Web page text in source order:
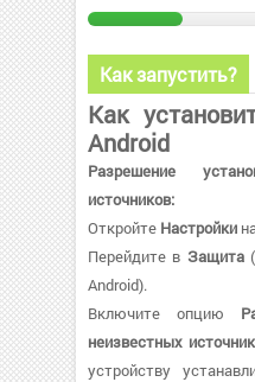
Как запустить?
Как
Android
Разрешение
источников:
Откройте Настройки
Перейдите в Защита
Android).
Включите опцию
неизвестных
устройству